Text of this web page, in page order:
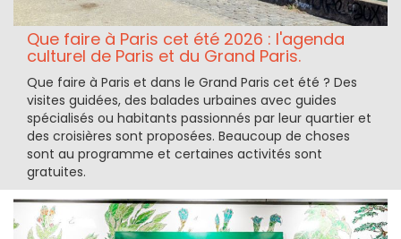
Que faire à Paris cet été 2026 : l'agenda
culturel de Paris et du Grand Paris.
Que faire à Paris et dans le Grand Paris cet été ? Des
visites guidées, des balades urbaines avec guides
spécialisés ou habitants passionnés par leur quartier et
des croisières sont proposées. Beaucoup de choses
sont au programme et certaines activités sont
gratuites.